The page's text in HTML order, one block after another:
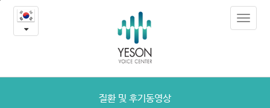
[음
성
성
Toggle
질환 및 후기동영상